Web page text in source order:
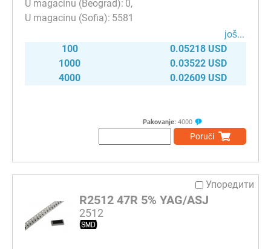
0
5581
јоš...
100
0.05218 USD
1000
0.03522 USD
4000
0.02609 USD
Pakovanje: 4000
Poruči
Упоредити
R2512 47R 5% YAG/ASJ
2512